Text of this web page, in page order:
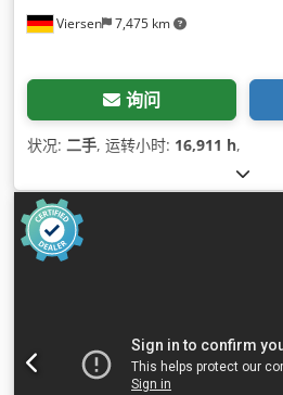
Viersen 7,475 km
询问
状况: 二手, 运转小时: 16,911 h,